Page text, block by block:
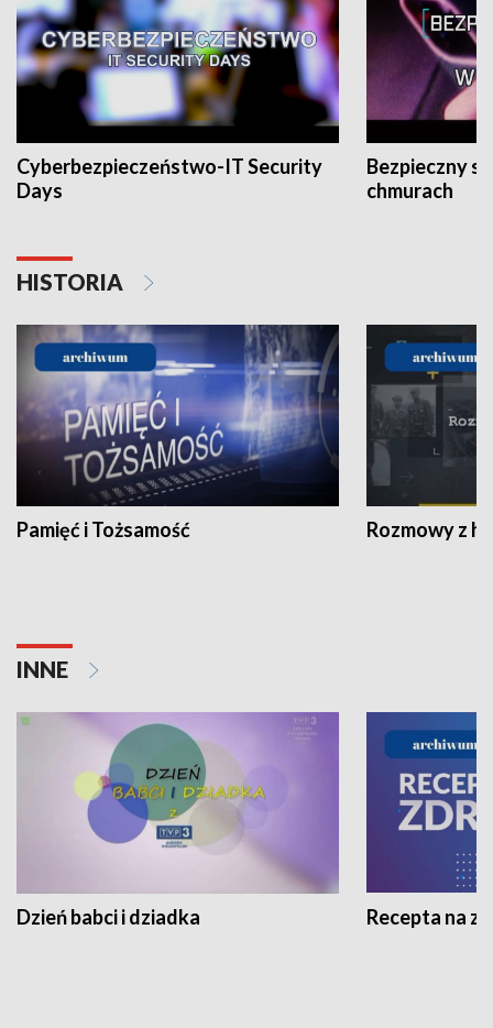
Cyberbezpieczeństwo-IT Security
Days
Bezpieczny
chmurach
HISTORIA
Pamięć i Tożsamość Rozmowy z
INNE
Dzień babci i dziadka Recepta na